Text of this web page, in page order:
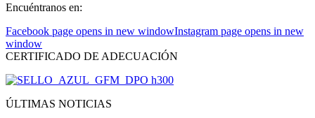
Encuéntranos en:
Facebook page opens in new windowInstagram page opens in new
window
CERTIFICADO DE ADECUACIÓN
ÚLTIMAS NOTICIAS